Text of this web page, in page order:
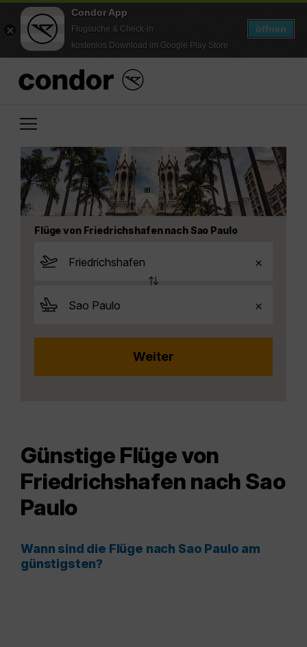
Condor App
Flugsuche & Check-in
kostenlos Download im Google Play Store
öffnen
Flüge von Friedrichshafen nach Sao Paulo
Günstige Flüge von
Friedrichshafen nach Sao
Paulo
Wann sind die Flüge nach Sao Paulo am
günstigsten?